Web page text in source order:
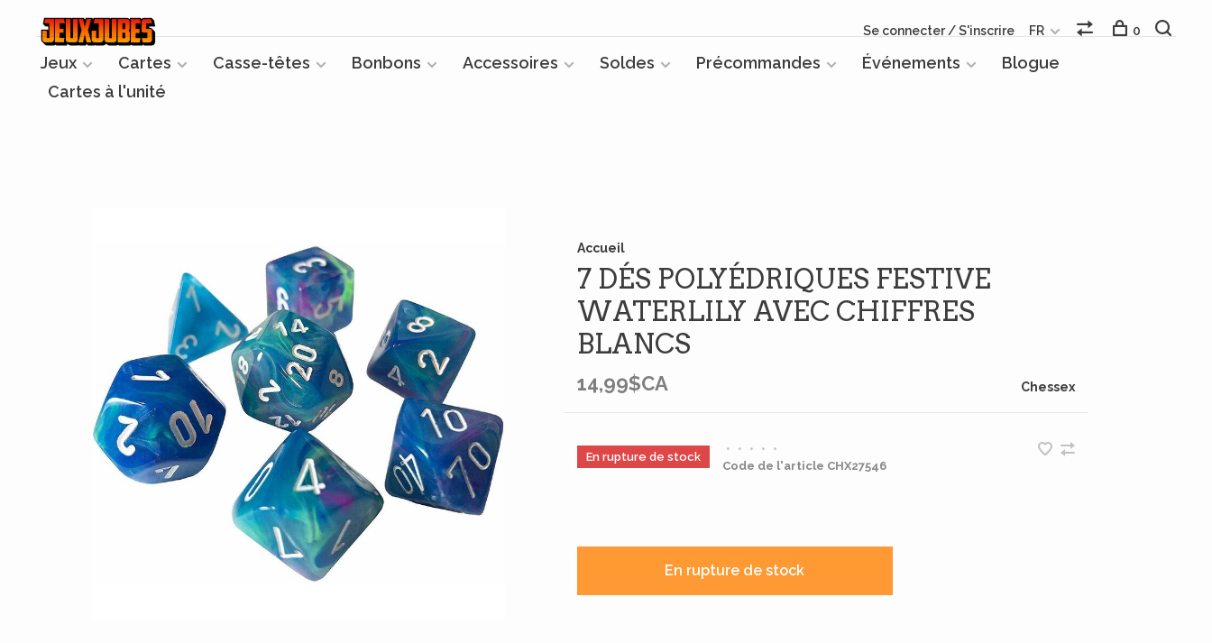
Jeux Cartes Casse-têtes Bonbons Accessoires Soldes Précommandes Événements
Blogue
Cartes à l'unité
Se connecter / S'inscrire FR 0
Accueil
7 DÉS POLYÉDRIQUES FESTIVE
WATERLILY AVEC CHIFFRES
BLANCS
14,99$CA Chessex
En rupture de stock
• • • •
•
Code de l'article CHX27546
En rupture de stock